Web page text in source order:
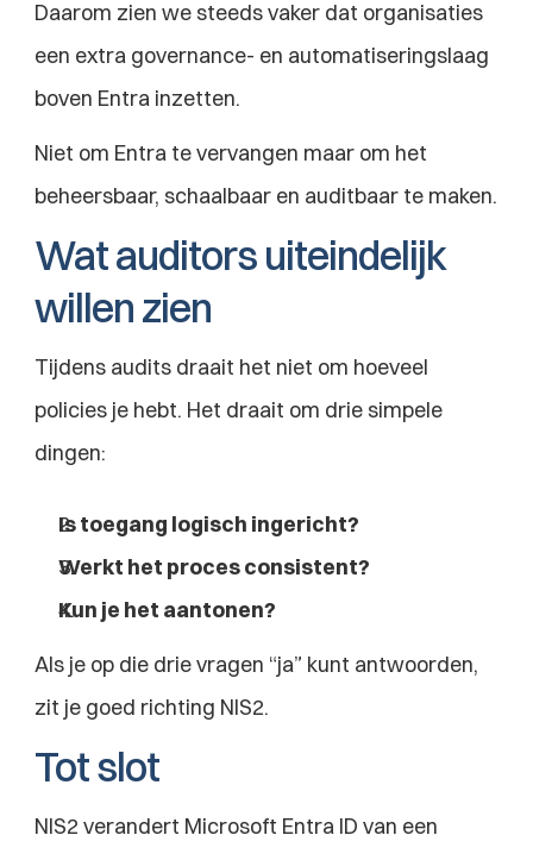
Daarom zien we steeds vaker dat organisaties
een extra governance- en automatiseringslaag
boven Entra inzetten.
Niet om Entra te vervangen maar om het
beheersbaar, schaalbaar en auditbaar te maken.
Wat auditors uiteindelijk
willen zien
Tijdens audits draait het niet om hoeveel
policies je hebt. Het draait om drie simpele
dingen:
Is toegang logisch ingericht?
Werkt het proces consistent?
Kun je het aantonen?
Als je op die drie vragen “ja” kunt antwoorden,
zit je goed richting NIS2.
Tot slot
NIS2 verandert Microsoft Entra ID van een